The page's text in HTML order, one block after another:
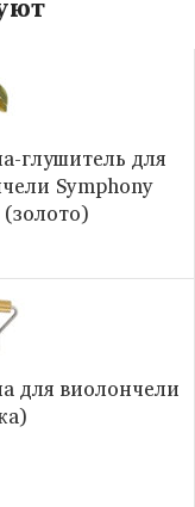
глушитель для
Symphony
для виолончели